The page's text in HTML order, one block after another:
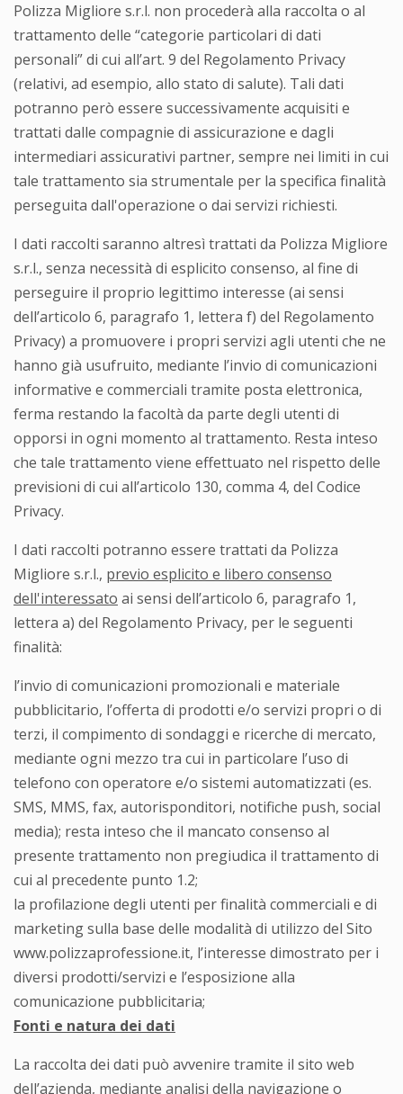
Polizza Migliore s.r.l. non procederà alla raccolta o al
trattamento delle “categorie particolari di dati
personali” di cui all’art. 9 del Regolamento Privacy
(relativi, ad esempio, allo stato di salute). Tali dati
potranno però essere successivamente acquisiti e
trattati dalle compagnie di assicurazione e dagli
intermediari assicurativi partner, sempre nei limiti in cui
tale trattamento sia strumentale per la specifica finalità
perseguita dall'operazione o dai servizi richiesti.
I dati raccolti saranno altresì trattati da Polizza Migliore
s.r.l., senza necessità di esplicito consenso, al fine di
perseguire il proprio legittimo interesse (ai sensi
dell’articolo 6, paragrafo 1, lettera f) del Regolamento
Privacy) a promuovere i propri servizi agli utenti che ne
hanno già usufruito, mediante l’invio di comunicazioni
informative e commerciali tramite posta elettronica,
ferma restando la facoltà da parte degli utenti di
opporsi in ogni momento al trattamento. Resta inteso
che tale trattamento viene effettuato nel rispetto delle
previsioni di cui all’articolo 130, comma 4, del Codice
Privacy.
I dati raccolti potranno essere trattati da Polizza
Migliore s.r.l., previo esplicito e libero consenso
dell'interessato ai sensi dell’articolo 6, paragrafo 1,
lettera a) del Regolamento Privacy, per le seguenti
finalità:
l’invio di comunicazioni promozionali e materiale
pubblicitario, l’offerta di prodotti e/o servizi propri o di
terzi, il compimento di sondaggi e ricerche di mercato,
mediante ogni mezzo tra cui in particolare l’uso di
telefono con operatore e/o sistemi automatizzati (es.
SMS, MMS, fax, autorisponditori, notifiche push, social
media); resta inteso che il mancato consenso al
presente trattamento non pregiudica il trattamento di
cui al precedente punto 1.2;
la profilazione degli utenti per finalità commerciali e di
marketing sulla base delle modalità di utilizzo del Sito
www.polizzaprofessione.it, l’interesse dimostrato per i
diversi prodotti/servizi e l’esposizione alla
comunicazione pubblicitaria;
Fonti e natura dei dati
La raccolta dei dati può avvenire tramite il sito web
dell’azienda, mediante analisi della navigazione o